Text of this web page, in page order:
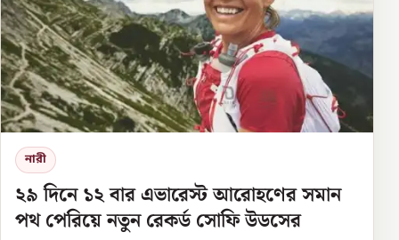
নারী
২৯ দিনে ১২ বার এভারেস্ট আরোহণের সমান
পথ পেরিয়ে নতুন রেকর্ড সোফি উডসের